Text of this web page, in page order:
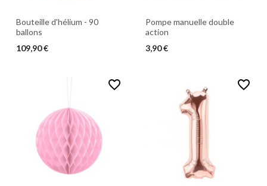
Bouteille d'hélium - 90
ballons
109,90 €
Pompe manuelle double
action
3,90 €
favorite_border favorite_border